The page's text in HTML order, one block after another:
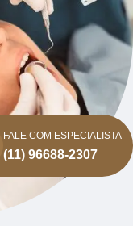
FALE COM ESPECIALISTA
(11) 96688-2307